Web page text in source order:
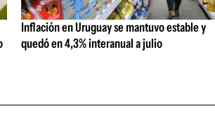
Inflación en Uruguay se mantuvo estable y
quedó en 4,3% interanual a julio